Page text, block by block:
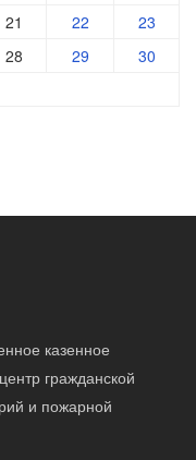
21 22
23
28 29
30
казенное
гражданской
и пожарной